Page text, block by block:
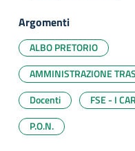
Argomenti
ALBO PRETORIO
AMMINISTRAZIONE
Docenti
FSE - I
P.O.N.